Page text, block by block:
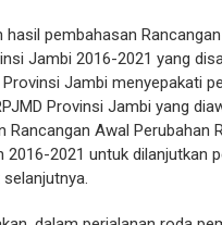
hasil pembahasan
Jambi 2016-2021 yang
Provinsi Jambi menyepakati
Provinsi Jambi yang
Rancangan Awal Perubahan
2016-2021 untuk dilanjutkan